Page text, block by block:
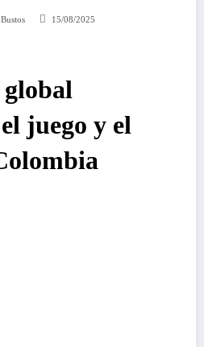
15/08/2025
juego y el